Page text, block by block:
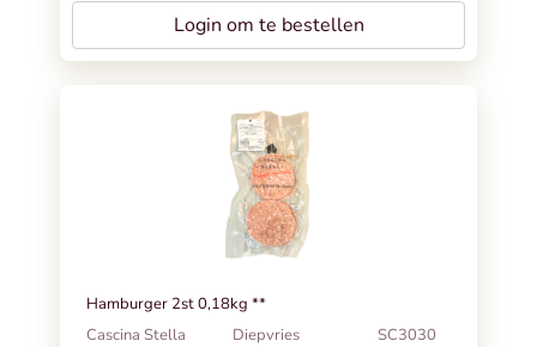
Login om te bestellen
Hamburger 2st 0,18kg **
Cascina Stella
Diepvries SC3030